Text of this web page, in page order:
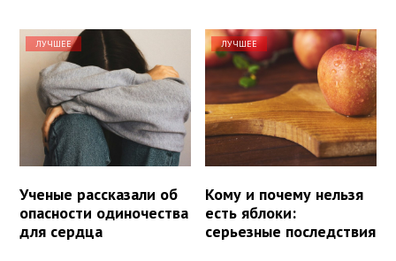
ЛУЧШЕЕ
Ученые рассказали об
опасности одиночества
для сердца
ЛУЧШЕЕ
Кому и почему нельзя
есть яблоки:
серьезные последствия